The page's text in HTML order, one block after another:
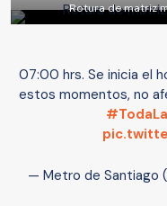
Rotura de matriz
07:00 hrs. Se inicia el
estos momentos, no
— Metro de Santiago